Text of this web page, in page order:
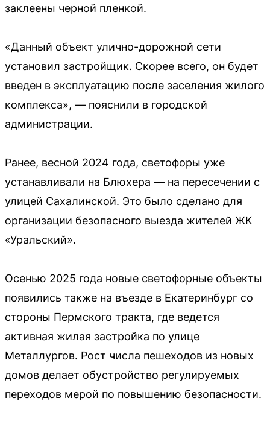
заклеены черной пленкой.
«Данный объект улично-дорожной сети
установил застройщик. Скорее всего, он будет
введен в эксплуатацию после заселения жилого
комплекса», — пояснили в городской
администрации.
Ранее, весной 2024 года, светофоры уже
устанавливали на Блюхера — на пересечении с
улицей Сахалинской. Это было сделано для
организации безопасного выезда жителей ЖК
«Уральский».
Осенью 2025 года новые светофорные объекты
появились также на въезде в Екатеринбург со
стороны Пермского тракта, где ведется
активная жилая застройка по улице
Металлургов. Рост числа пешеходов из новых
домов делает обустройство регулируемых
переходов мерой по повышению безопасности.